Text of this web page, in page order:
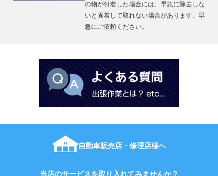
の物が付着した場合には、早急に除去しな
いと固着して取れない場合があります。早
急にご依頼ください。
自動車販売店・修理店様へ
当店のサービスを取り入れてみませんか？